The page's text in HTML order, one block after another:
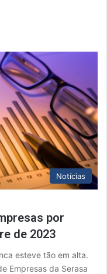
Notícias
por
de 2023
esteve tão em alta.
Empresas da Serasa